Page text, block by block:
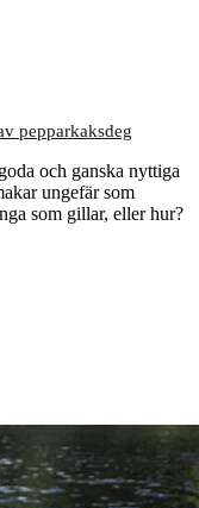
pepparkaksdeg
och ganska nyttiga
ungefär som
som gillar, eller hur?